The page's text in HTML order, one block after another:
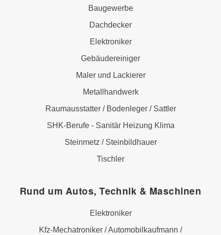
Baugewerbe
Dachdecker
Elektroniker
Gebäudereiniger
Maler und Lackierer
Metallhandwerk
Raumausstatter / Bodenleger / Sattler
SHK-Berufe - Sanitär Heizung Klima
Steinmetz / Steinbildhauer
Tischler
Rund um Autos, Technik & Maschinen
Elektroniker
Kfz-Mechatroniker / Automobilkaufmann /